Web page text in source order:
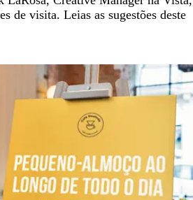
de visita. Leias as sugestões deste